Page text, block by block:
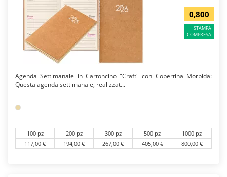
0,800
STAMPA
COMPRESA
Agenda Settimanale in Cartoncino "Craft" con Copertina Morbida:
Questa agenda settimanale, realizzat...
100 pz 200 pz 300 pz 500 pz
1000 pz
117,00 €
194,00 € 267,00 € 405,00 € 800,00 €